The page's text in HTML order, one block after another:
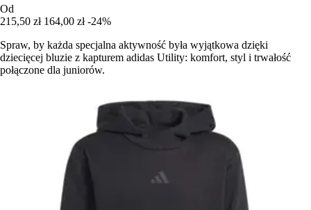
Od
215,50 zł 164,00 zł -24%
Spraw, by każda specjalna aktywność była wyjątkowa dzięki
dziecięcej bluzie z kapturem adidas Utility: komfort, styl i trwałość
połączone dla juniorów.